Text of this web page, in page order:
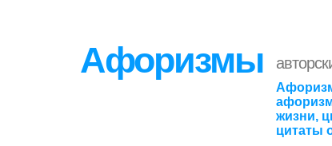
Афоризмы
жизни,
цитаты